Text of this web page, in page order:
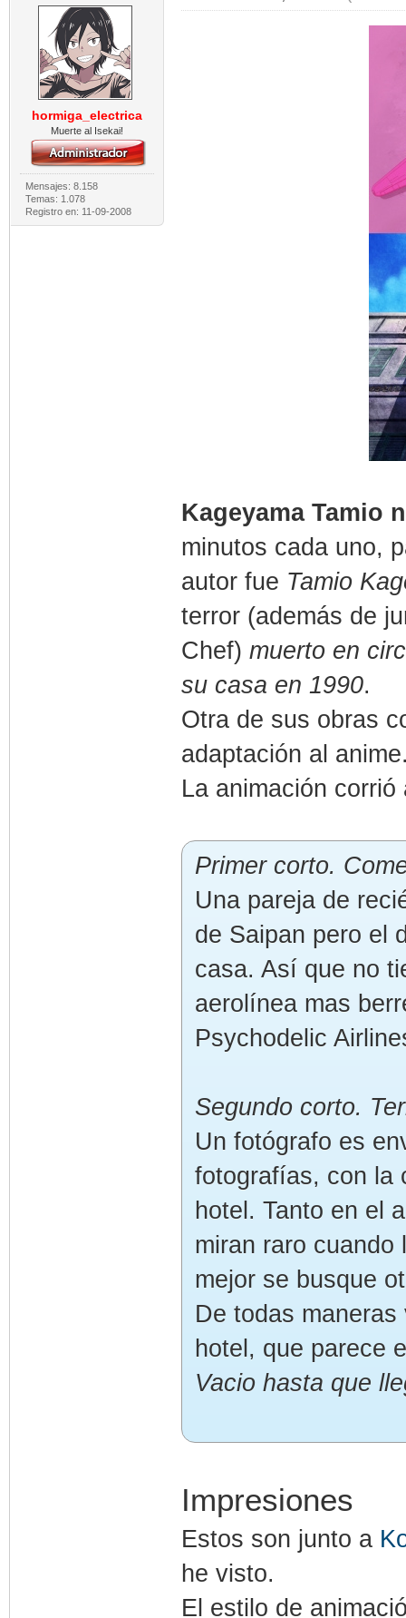
hormiga_electrica
Muerte al Isekai!
Mensajes: 8.158
Temas: 1.078
Registro en: 11-09-2008
Kageyama Tamio
minutos cada uno,
autor fue Tamio
terror (además de
Chef)muerto en
su casa en 1990.
Otra de sus obras
adaptación al
La animación
Primer corto.
Una pareja de
de Saipan pero el
casa. Así que no
aerolínea mas
Psychodelic
Segundo corto.
Un fotógrafo es
fotografías, con la
hotel. Tanto en el
miran raro cuando
mejor se busque
De todas
hotel, que parece
Vacio hasta que
Impresiones
Estos son junto a
he visto.
El estilo de